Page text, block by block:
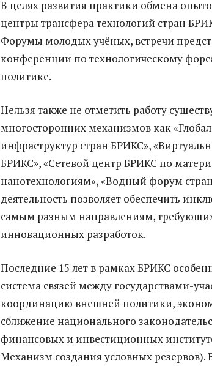
В целях развития практики обмена
центры трансфера технологий стран
Форумы молодых учёных, встречи
конференции по технологическому
политике.
Нельзя также не отметить работу
многосторонних механизмов как
инфраструктур стран БРИКС»,
БРИКС», «Сетевой центр БРИКС по
нанотехнологиям», «Водный форум
деятельность позволяет обеспечить
самым разным направлениям,
инновационных разработок.
Последние 15 лет в рамках БРИКС
система связей между государствами-
координацию внешней политики,
сближение национального
финансовых и инвестиционных
Механизм создания условных резервов).